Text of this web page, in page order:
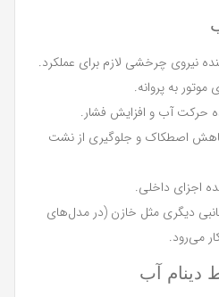
نیروی چرخشی لازم برای عملکرد.
موتور به پروانه.
حرکت آب و افزایش فشار.
اصطکاک و جلوگیری از نشت
اجزای داخلی.
دیگری مثل خازن (در مدل‌های
می‌رود.
دینام آب